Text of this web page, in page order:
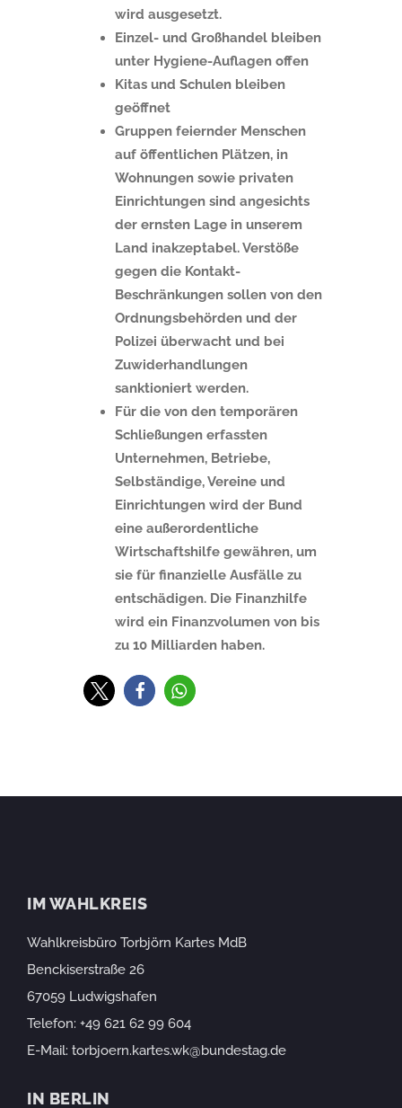
wird ausgesetzt.
Einzel- und Großhandel bleiben
unter Hygiene-Auflagen offen
Kitas und Schulen bleiben
geöffnet
Gruppen feiernder Menschen
auf öffentlichen Plätzen, in
Wohnungen sowie privaten
Einrichtungen sind angesichts
der ernsten Lage in unserem
Land inakzeptabel. Verstöße
gegen die Kontakt-
Beschränkungen sollen von den
Ordnungsbehörden und der
Polizei überwacht und bei
Zuwiderhandlungen
sanktioniert werden.
Für die von den temporären
Schließungen erfassten
Unternehmen, Betriebe,
Selbständige, Vereine und
Einrichtungen wird der Bund
eine außerordentliche
Wirtschaftshilfe gewähren, um
sie für finanzielle Ausfälle zu
entschädigen. Die Finanzhilfe
wird ein Finanzvolumen von bis
zu 10 Milliarden haben.
IM WAHLKREIS
Wahlkreisbüro Torbjörn Kartes MdB
Benckiserstraße 26
67059 Ludwigshafen
Telefon: +49 621 62 99 604
E-Mail: torbjoern.kartes.wk@bundestag.de
IN BERLIN